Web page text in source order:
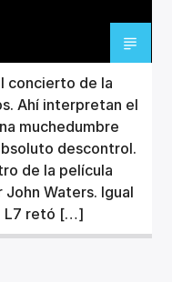
concierto de la
Ahí interpretan el
muchedumbre
descontrol.
de la película
Waters. Igual
L7 retó […]